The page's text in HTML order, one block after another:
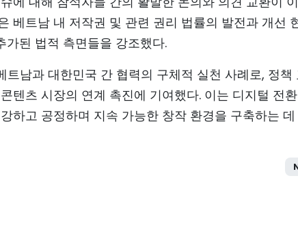
베트남 내 저작권 및 관련 권리 법률의 발전과 개선
된 법적 측면들을 강조했다.
남과 대한민국 간 협력의 구체적 실천 사례로, 정책
텐츠 시장의 연계 촉진에 기여했다. 이는 디지털 전
하고 공정하며 지속 가능한 창작 환경을 구축하는